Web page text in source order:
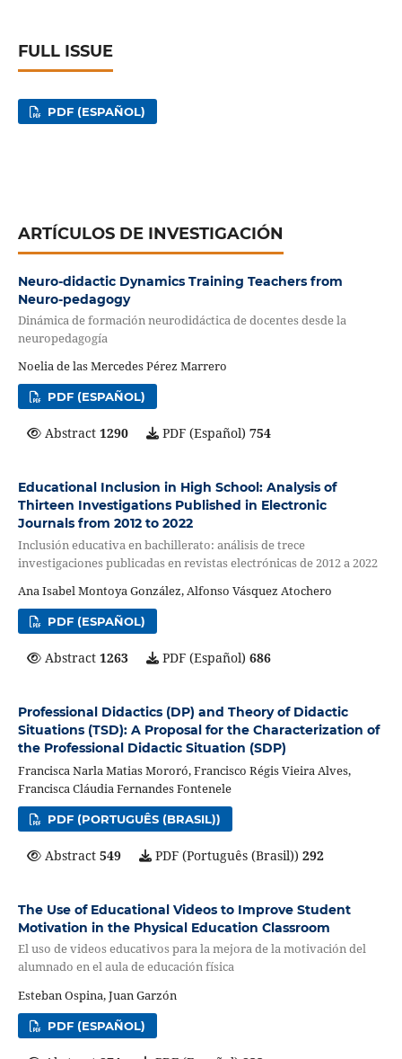
FULL ISSUE
PDF (ESPAÑOL)
ARTÍCULOS DE INVESTIGACIÓN
Neuro-didactic Dynamics Training Teachers from
Neuro-pedagogy
Dinámica de formación neurodidáctica de docentes desde la
neuropedagogía
Noelia de las Mercedes Pérez Marrero
PDF (ESPAÑOL)
Abstract 1290 PDF (Español) 754
Educational Inclusion in High School: Analysis of
Thirteen Investigations Published in Electronic
Journals from 2012 to 2022
Inclusión educativa en bachillerato: análisis de trece
investigaciones publicadas en revistas electrónicas de 2012 a 2022
Ana Isabel Montoya González, Alfonso Vásquez Atochero
PDF (ESPAÑOL)
Abstract 1263 PDF (Español) 686
Professional Didactics (DP) and Theory of Didactic
Situations (TSD): A Proposal for the Characterization of
the Professional Didactic Situation (SDP)
Francisca Narla Matias Mororó, Francisco Régis Vieira Alves,
Francisca Cláudia Fernandes Fontenele
PDF (PORTUGUÊS (BRASIL))
Abstract 549 PDF (Português (Brasil)) 292
The Use of Educational Videos to Improve Student
Motivation in the Physical Education Classroom
El uso de videos educativos para la mejora de la motivación del
alumnado en el aula de educación física
Esteban Ospina, Juan Garzón
PDF (ESPAÑOL)